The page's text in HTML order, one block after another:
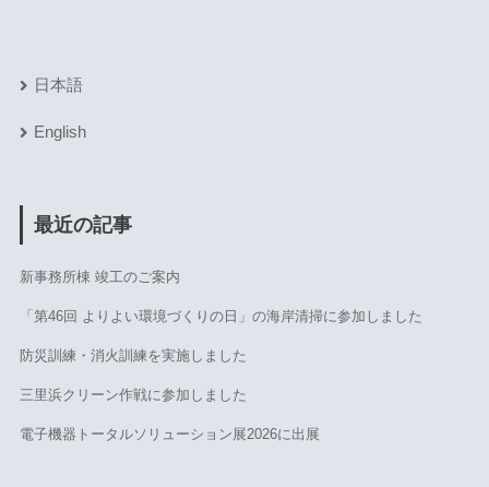
日本語
English
最近の記事
新事務所棟 竣工のご案内
「第46回 よりよい環境づくりの日」の海岸清掃に参加しました
防災訓練・消火訓練を実施しました
三里浜クリーン作戦に参加しました
電子機器トータルソリューション展2026に出展